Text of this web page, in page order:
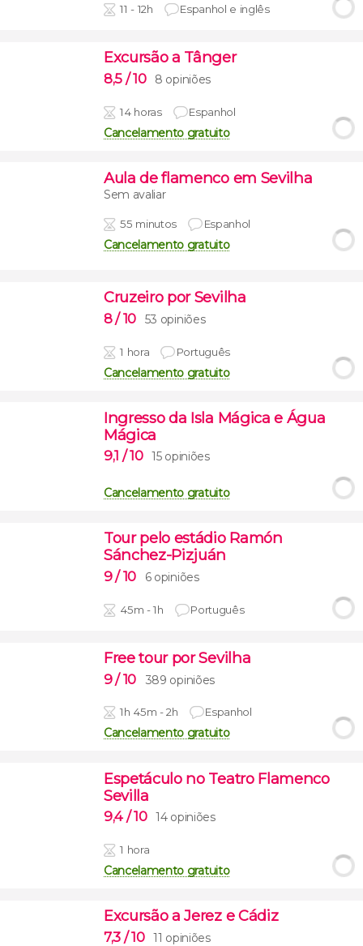
11 - 12h Espanhol e inglês
Excursão a Tânger
8,5 / 10 8 opiniões
14 horas Espanhol
Cancelamento gratuito
Aula de flamenco em Sevilha
Sem avaliar
55 minutos Espanhol
Cancelamento gratuito
Cruzeiro por Sevilha
8/ 10 53 opiniões
1 hora Português
Cancelamento gratuito
Ingresso da Isla Mágica e Água
Mágica
9,1 / 10 15 opiniões
Cancelamento gratuito
Tour pelo estádio Ramón
Sánchez-Pizjuán
9/ 10 6 opiniões
45m - 1h Português
Free tour por Sevilha
9/ 10 389 opiniões
1h 45m - 2h Espanhol
Cancelamento gratuito
Espetáculo no Teatro Flamenco
Sevilla
9,4 / 10 14 opiniões
1 hora
Cancelamento gratuito
Excursão a Jerez e Cádiz
7,3 / 10 11 opiniões